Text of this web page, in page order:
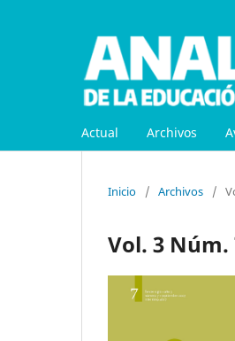
Actual Archivos
Inicio / Archivos /
Vol. 3